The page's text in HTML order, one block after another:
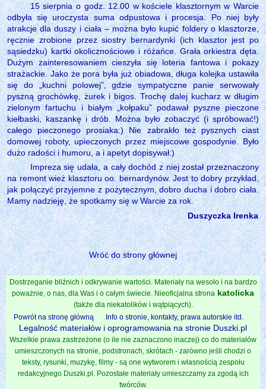
15 sierpnia o godz. 12.00 w kościele klasztornym w Warcie
odbyła się uroczysta suma odpustowa i procesja. Po niej były
atrakcje dla duszy i ciała – można było kupić foldery o klasztorze,
ręcznie zrobione przez siostry bernardynki (ich klasztor jest po
sąsiedzku) kartki okolicznościowe i różańce. Grała orkiestra dęta.
Dużym zainteresowaniem cieszyła się loteria fantowa i pokazy
strażackie. Jako że pora była już obiadowa, długa kolejka ustawiła
się do „kuchni polowej”, gdzie sympatyczne panie serwowały
pyszną grochówkę, żurek i bigos. Trochę dalej kucharz w długim
zielonym fartuchu i białym „kołpaku” podawał pyszne pieczone
kiełbaski, kaszankę i drób. Można było zobaczyć (i spróbować!)
całego pieczonego prosiaka:) Nie zabrakło też pysznych ciast
domowej roboty, upieczonych przez miejscowe gospodynie. Było
dużo radości i humoru, a i apetyt dopisywał:)
Impreza się udała, a cały dochód z niej został przeznaczony
na remont wież klasztoru oo. bernardynów. Jest to dobry przykład,
jak połączyć przyjemne z pożytecznym, dobro ducha i dobro ciała.
Mamy nadzieję, że spotkamy się w Warcie za rok.
Duszyczka Irenka
Wróć do strony głównej
Dostrzeganie bliźnich i odkrywanie wartości. Materiały na wesoło i na bardzo
poważnie, o nas, dla Was i o całym świecie. Nieoficjalna strona katolicka
(także dla niekatolików i wątpiących).
Powrót na stronę główną
Info o stronie, kontakty, prawa autorskie itd.
Legalność materiałów i oprogramowania na stronie Duszki.pl
Wszelkie prawa zastrzeżone (o ile nie zaznaczono inaczej) co do materiałów
umieszczonych na stronie, podstronach, skrótach - zarówno jeśli chodzi o
teksty, rysunki, muzykę, filmy - są one wytworem i własnością zespołu
redakcyjnego Duszki.pl. Pozostałe materiały umieszczamy za zgodą ich
twórców.